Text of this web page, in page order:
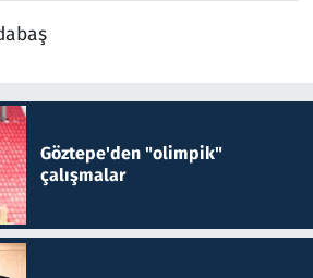
Göztepe'den "olimpik"
çalışmalar